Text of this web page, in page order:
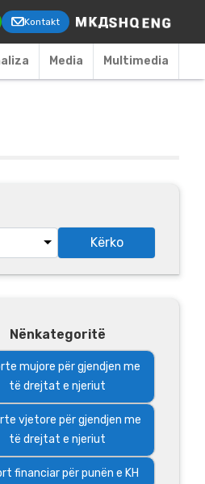
Kontakt
Media Multimedia
Nënkategoritë
mujore për gjendjen me
të drejtat e njeriut
vjetore për gjendjen me
të drejtat e njeriut
financiar për punën e KH